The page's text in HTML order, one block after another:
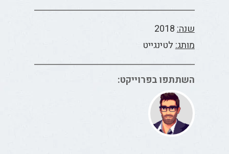
שנה:2018
מותג:לטינגייט
השתתפו בפרוייקט: